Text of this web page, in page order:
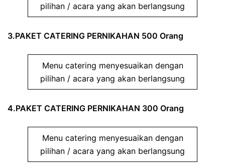
pilihan / acara yang akan berlangsung
3.PAKET CATERING PERNIKAHAN 500 Orang
Menu catering menyesuaikan dengan
pilihan / acara yang akan berlangsung
4.PAKET CATERING PERNIKAHAN 300 Orang
Menu catering menyesuaikan dengan
pilihan / acara yang akan berlangsung